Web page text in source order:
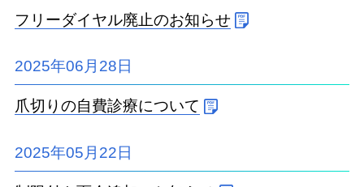
フリーダイヤル廃止のお知らせ
2025年06月28日
爪切りの自費診療について
2025年05月22日